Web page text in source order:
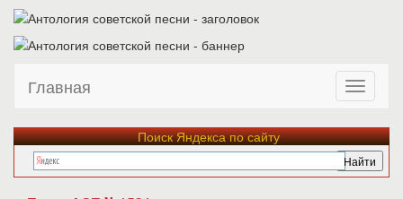
Главная
Поиск Яндекса по сайту